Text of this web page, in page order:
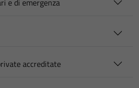
e di emergenza
accreditate